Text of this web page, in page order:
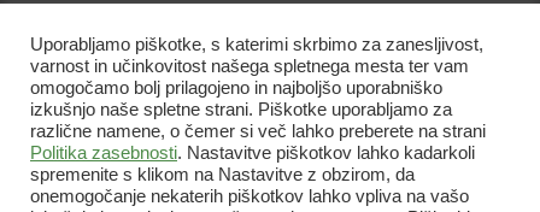
Uporabljamo piškotke, s katerimi skrbimo za zanesljivost,
varnost in učinkovitost našega spletnega mesta ter vam
omogočamo bolj prilagojeno in najboljšo uporabniško
izkušnjo naše spletne strani. Piškotke uporabljamo za
različne namene, o čemer si več lahko preberete na strani
Politika zasebnosti. Nastavitve piškotkov lahko kadarkoli
spremenite s klikom na Nastavitve z obzirom, da
onemogočanje nekaterih piškotkov lahko vpliva na vašo